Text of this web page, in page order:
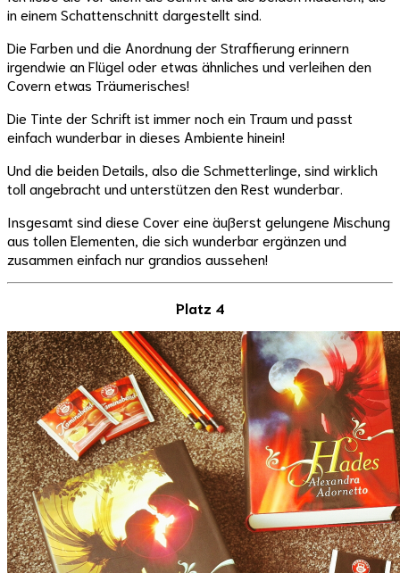
in einem Schattenschnitt dargestellt sind.
Die Farben und die Anordnung der Straffierung erinnern
irgendwie an Flügel oder etwas ähnliches und verleihen den
Covern etwas Träumerisches!
Die Tinte der Schrift ist immer noch ein Traum und passt
einfach wunderbar in dieses Ambiente hinein!
Und die beiden Details, also die Schmetterlinge, sind wirklich
toll angebracht und unterstützen den Rest wunderbar.
Insgesamt sind diese Cover eine äußerst gelungene Mischung
aus tollen Elementen, die sich wunderbar ergänzen und
zusammen einfach nur grandios aussehen!
Platz 4